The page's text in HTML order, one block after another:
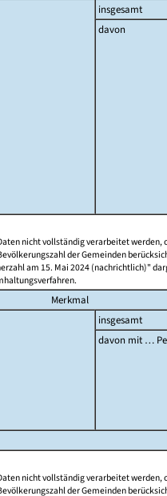
insgesamt
davon
nicht vollständig verarbeitet
der Gemeinden
am 15. Mai 2024 (nachrichtlich)"
Merkmal
insgesamt
davon mit …
nicht vollständig verarbeitet
der Gemeinden